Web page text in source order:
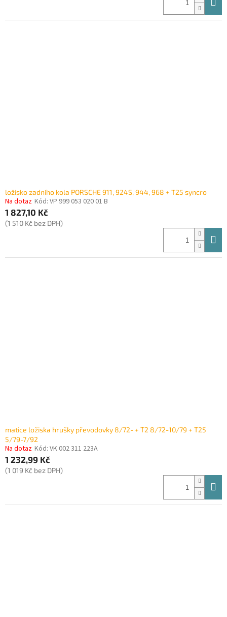
ložisko zadního kola PORSCHE 911, 924S, 944, 968 + T25 syncro
Na dotaz Kód: VP 999 053 020 01 B
1 827,10 Kč
(1 510 Kč bez DPH)
matice ložiska hrušky převodovky 8/72- + T2 8/72-10/79 + T25
5/79-7/92
Na dotaz Kód: VK 002 311 223A
1 232,99 Kč
(1 019 Kč bez DPH)